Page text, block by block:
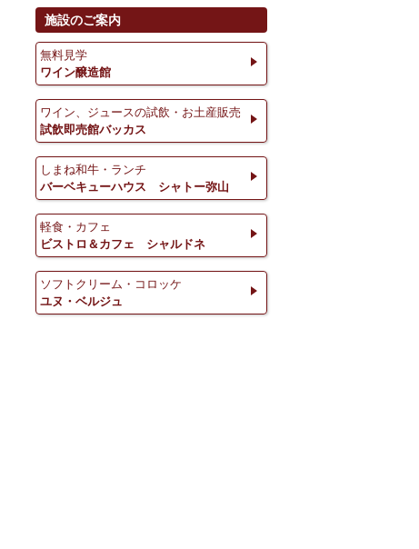
施設のご案内
無料見学
ワイン醸造館
ワイン、ジュースの試飲・お土産販売
試飲即売館バッカス
しまね和牛・ランチ
バーベキューハウス シャトー弥山
軽食・カフェ
ビストロ＆カフェ シャルドネ
ソフトクリーム・コロッケ
ユヌ・ベルジュ